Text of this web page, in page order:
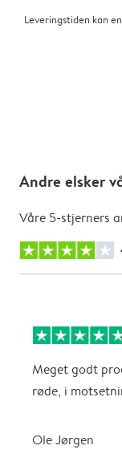
Leveringstiden kan
Andre elsker
Våre 5-stjerners
Meget godt
røde, i
Ole Jørgen